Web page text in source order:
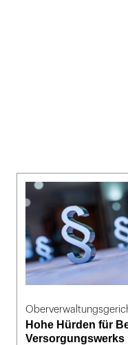
Hohe Hürden für
Versorgungswerks